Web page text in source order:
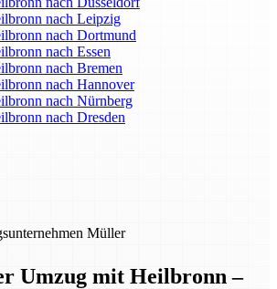
nach Leipzig
nach Dortmund
nach Essen
nach Bremen
nach Hannover
nach Nürnberg
nach Dresden
Müller
Umzug mit Heilbronn –